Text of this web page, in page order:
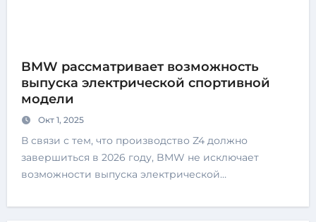
BMW рассматривает возможность
выпуска электрической спортивной
модели
Окт 1, 2025
В связи с тем, что производство Z4 должно
завершиться в 2026 году, BMW не исключает
возможности выпуска электрической…